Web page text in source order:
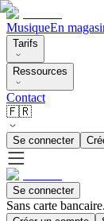
MusiqueEn
Tarifs
Ressources
Contact
🇫🇷
Se connecter
Se connecter
Sans carte